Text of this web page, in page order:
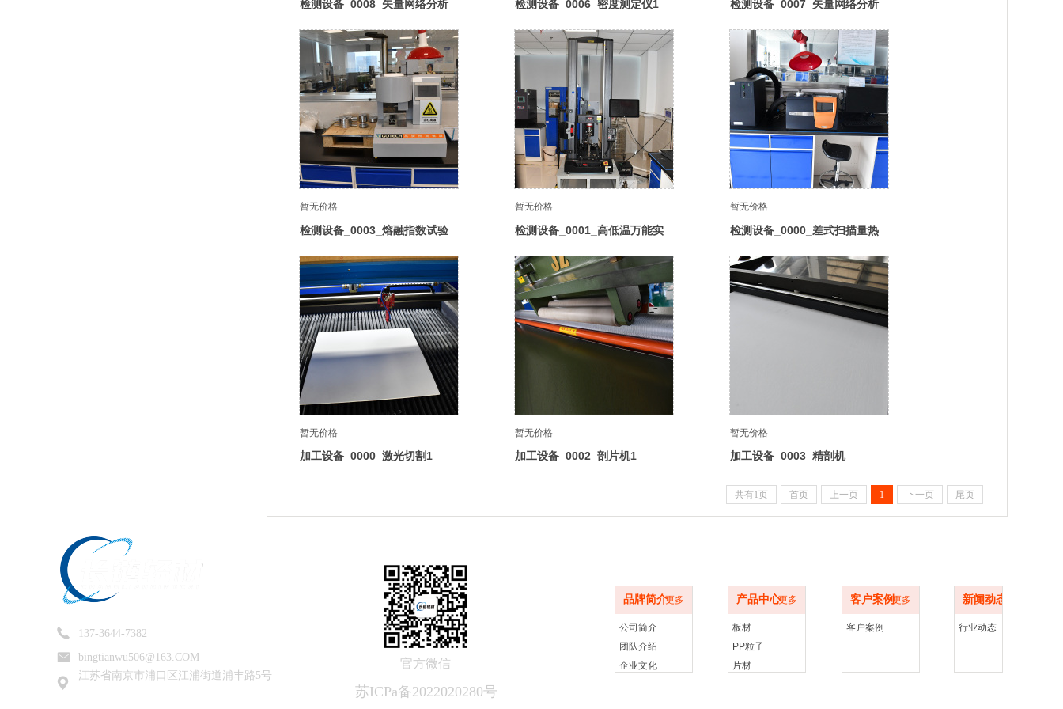
检测设备_0008_矢量网络分析
检测设备_0006_密度测定仪1
检测设备_0007_矢量网络分析
暂无价格
检测设备_0003_熔融指数试验
暂无价格
检测设备_0001_高低温万能实
暂无价格
检测设备_0000_差式扫描量热
暂无价格
加工设备_0000_激光切割1
暂无价格
加工设备_0002_剖片机1
暂无价格
加工设备_0003_精剖机
共有1页 首页 上一页 1 下一页 尾页
品牌简介更多
公司简介
团队介绍
企业文化
产品中心更多
板材
PP粒子
片材
客户案例更多
客户案例
新闻动态
更多
行业动态
137-3644-7382
bingtianwu506@163.COM
江苏省南京市浦口区江浦街道浦丰路5号
官方微信
苏ICPa备2022020280号